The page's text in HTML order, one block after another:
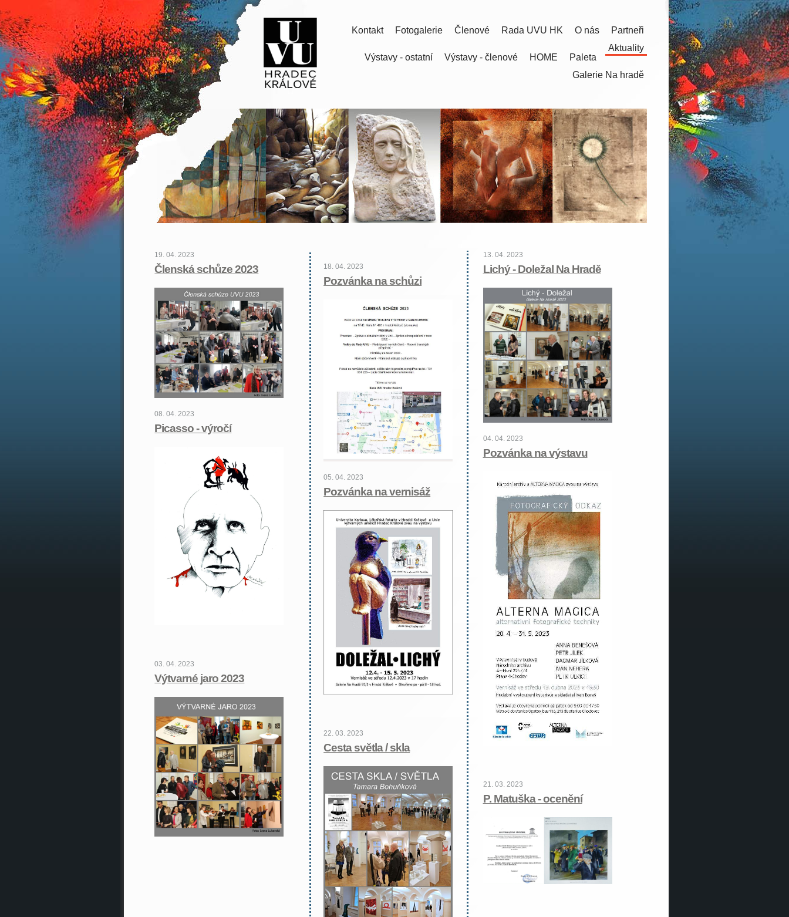
Partneři
O nás
Rada UVU HK
Členové
Fotogalerie
Kontakt
Aktuality
Paleta
HOME
Výstavy - členové
Výstavy - ostatní
Galerie Na hradě
19. 04. 2023
Členská schůze 2023
08. 04. 2023
Picasso - výročí
03. 04. 2023
Výtvarné jaro 2023
13. 04. 2023
Lichý - Doležal Na Hradě
04. 04. 2023
Pozvánka na výstavu
21. 03. 2023
P. Matuška - ocenění
18. 04. 2023
Pozvánka na schůzi
05. 04. 2023
Pozvánka na vernisáž
22. 03. 2023
Cesta světla / skla